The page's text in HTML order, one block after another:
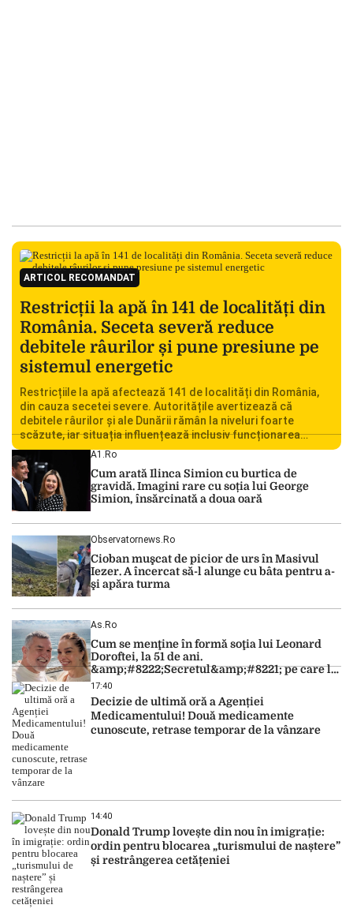
ARTICOL RECOMANDAT
Restricții la apă în 141 de localități din
România. Seceta severă reduce
debitele râurilor și pune presiune pe
sistemul energetic
Restricțiile la apă afectează 141 de localități din România,
din cauza secetei severe. Autoritățile avertizează că
debitele râurilor și ale Dunării rămân la niveluri foarte
scăzute, iar situația influențează inclusiv funcționarea
Centralei Nucleare de la Cernavodă. România se confruntă
cu una dintre cele mai dificile perioade din punct de vedere
hidrologic din ultimii ani. Lipsa […]
A1.ro
Cum arată Ilinca Simion cu burtica de
gravidă. Imagini rare cu soția lui George
Simion, însărcinată a doua oară
Observatornews.ro
Cioban muşcat de picior de urs în Masivul
Iezer. A încercat să-l alunge cu bâta pentru a-
şi apăra turma
As.ro
Cum se menţine în formă soţia lui Leonard
Doroftei, la 51 de ani.
&amp;#8222;Secretul&amp;#8221; pe care l-a
dezvăluit
17:40
Decizie de ultimă oră a Agenției
Medicamentului! Două medicamente
cunoscute, retrase temporar de la vânzare
14:40
Donald Trump lovește din nou în imigrație:
ordin pentru blocarea „turismului de naștere”
și restrângerea cetățeniei